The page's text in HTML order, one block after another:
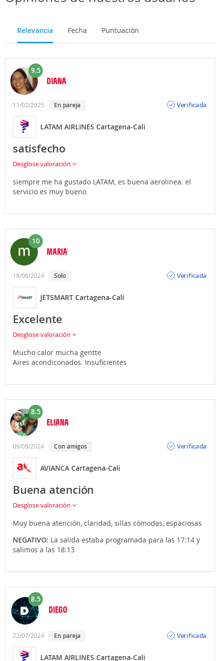
autobús de línea, taxi, transfer privado, en
Atrápalo te ofrece la posibilidad de
contratar
traslados privados al realizar la reserva de tu
Hotel.
Relevancia Fecha Puntuación
9.5
DIANA
11/02/2025 En pareja
Verificada
LATAM AIRLINES Cartagena-Cali
satisfecho
Desglose valoración
siempre me ha gustado LATAM, es buena aerolinea. el
servicio es muy bueno
10
MARIA
18/08/2024 Solo
Verificada
JETSMART Cartagena-Cali
Excelente
Desglose valoración
Mucho calor mucha gentte
Aires acondiconados. Insuficientes
8.5
ELIANA
09/09/2024 Con amigos
Verificada
AVIANCA Cartagena-Cali
Buena atención
Desglose valoración
Muy buena atención, claridad, sillas cómodas, espaciosas
NEGATIVO: La salida estaba programada para las 17:14 y
salimos a las 18:13
8.5
DIEGO
22/07/2024 En pareja
Verificada
LATAM AIRLINES Cartagena-Cali